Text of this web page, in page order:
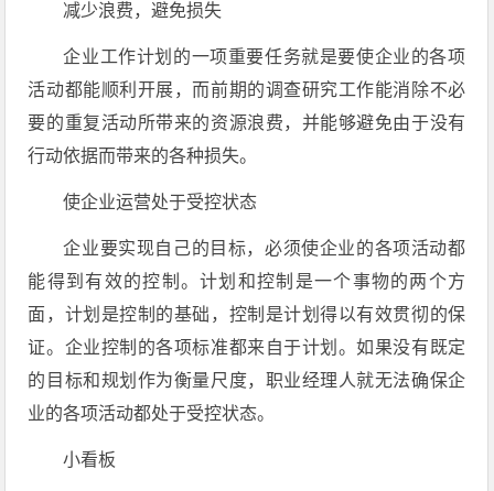
减少浪费，避免损失
企业工作计划的一项重要任务就是要使企业的各项
活动都能顺利开展，而前期的调查研究工作能消除不必
要的重复活动所带来的资源浪费，并能够避免由于没有
行动依据而带来的各种损失。
使企业运营处于受控状态
企业要实现自己的目标，必须使企业的各项活动都
能得到有效的控制。计划和控制是一个事物的两个方
面，计划是控制的基础，控制是计划得以有效贯彻的保
证。企业控制的各项标准都来自于计划。如果没有既定
的目标和规划作为衡量尺度，职业经理人就无法确保企
业的各项活动都处于受控状态。
小看板